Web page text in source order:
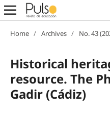
Home / Archives / No. 43
Historical
resource. The
Gadir (Cádiz)